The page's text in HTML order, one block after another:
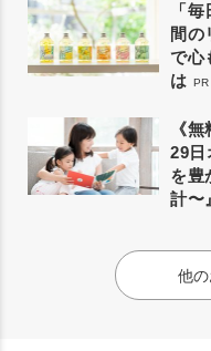
「
間の
で心
は PR
《
29日
を豊
計〜
他